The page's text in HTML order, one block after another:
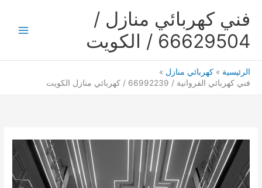
فني كهربائي منازل /
66629504 / الكويت
الرئيسية
كهربائي منازل
فني كهربائي الفروانية / 66992239 / كهربائي منازل الكويت